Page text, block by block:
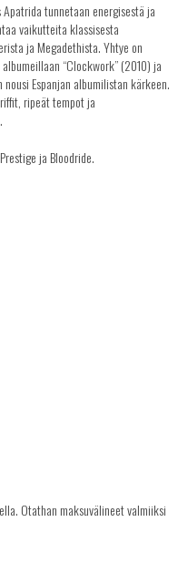
tunnetaan energisestä ja
vaikutteita klassisesta
ja Megadethista. Yhtye on
“Clockwork” (2010) ja
Espanjan albumilistan kärkeen.
ripeät tempot ja
ja Bloodride.
Otathan maksuvälineet valmiiksi